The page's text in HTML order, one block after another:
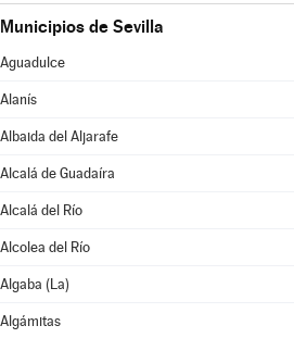
Municipios de Sevilla
Aguadulce
Alanís
Albaida del Aljarafe
Alcalá de Guadaíra
Alcalá del Río
Alcolea del Río
Algaba (La)
Algámitas